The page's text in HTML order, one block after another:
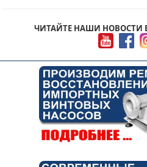
ЧИТАЙТЕ НАШИ НОВОСТИ